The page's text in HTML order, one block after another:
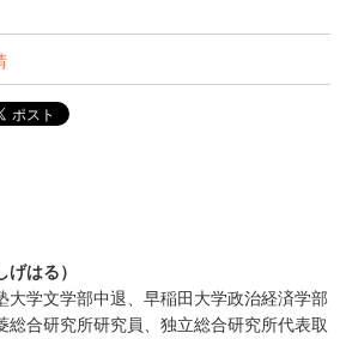
はる）
大学文学部中退、早稲田大学政治経済学部
総合研究所研究員、独立総合研究所代表取